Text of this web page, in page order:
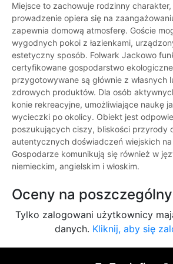
Miejsce to zachowuje rodzinny
prowadzenie opiera się na
zapewnia domową atmosferę. Goście
wygodnych pokoi z łazienkami,
estetyczny sposób. Folwark Jackowo
certyfikowane gospodarstwo
przygotowywane są głównie z własnych
zdrowych produktów. Dla osób
konie rekreacyjne, umożliwiające naukę
wycieczki po okolicy. Obiekt jest
poszukujących ciszy, bliskości przyrody
autentycznych doświadczeń wiejskich
Gospodarze komunikują się również w
niemieckim, angielskim i włoskim.
Oceny na
Tylko zalogowani użytkownicy
danych. Kliknij, aby się